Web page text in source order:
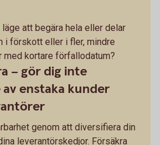
att begära hela eller delar
i förskott eller i fler, mindre
med kortare förfallodatum?
– gör dig inte
enstaka kunder
genom att diversifiera din
leverantörskedjor. Försäkra